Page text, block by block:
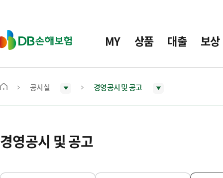
D
B
보
MY 상품 대출 보상
메
으
로
동
공시실 경영공시 및 공고
경영공시 및 공고